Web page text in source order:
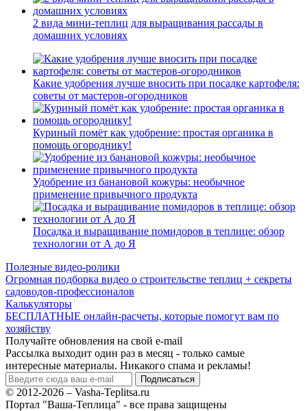
2 вида мини-теплиц для выращивания рассады в
домашних условиях
Какие удобрения лучше вносить при посадке картофеля:
советы от мастеров-огородников
Куриный помёт как удобрение: простая органика в
помощь огороднику!
Удобрение из банановой кожуры: необычное
применение привычного продукта
Посадка и выращивание помидоров в теплице: обзор
технологии от А до Я
Полезные видео-ролики
Огромная подборка видео о строительстве теплиц + секреты
садоводов-профессионалов
Калькуляторы
БЕСПЛАТНЫЕ онлайн-расчеты, которые помогут вам по
хозяйству
Получайте обновления на свой e-mail
Рассылка выходит один раз в месяц - только самые
интересные материалы. Никакого спама и рекламы!
© 2012-2026 – Vasha-Teplitsa.ru
Портал "Ваша-Теплица" - все права защищены